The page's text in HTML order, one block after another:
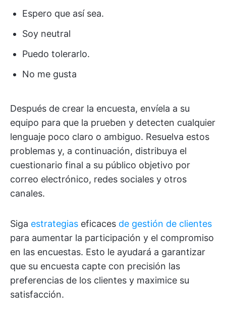
Espero que así sea.
Soy neutral
Puedo tolerarlo.
No me gusta
Después de crear la encuesta, envíela a su
equipo para que la prueben y detecten cualquier
lenguaje poco claro o ambiguo. Resuelva estos
problemas y, a continuación, distribuya el
cuestionario final a su público objetivo por
correo electrónico, redes sociales y otros
canales.
Siga estrategias eficaces de gestión de clientes
para aumentar la participación y el compromiso
en las encuestas. Esto le ayudará a garantizar
que su encuesta capte con precisión las
preferencias de los clientes y maximice su
satisfacción.